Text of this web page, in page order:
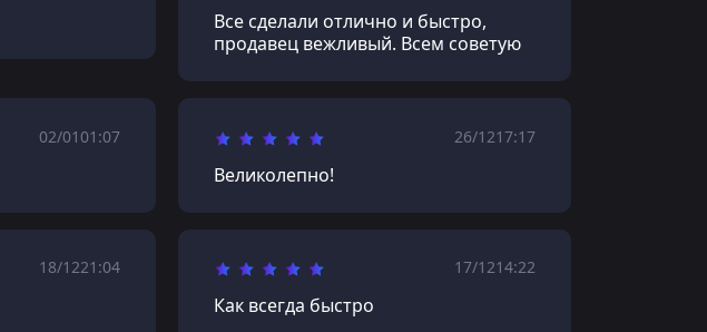
Все сделали отлично и быстро,
продавец вежливый. Всем советую
02/0101:07 26/1217:17
Великолепно!
18/1221:04 17/1214:22
Как всегда быстро